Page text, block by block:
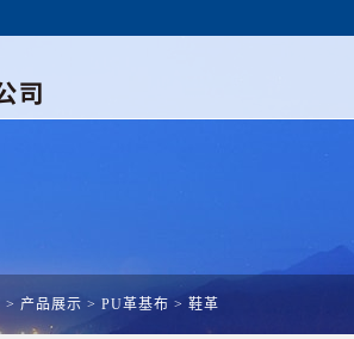
> 产品展示 > PU革基布 > 鞋革